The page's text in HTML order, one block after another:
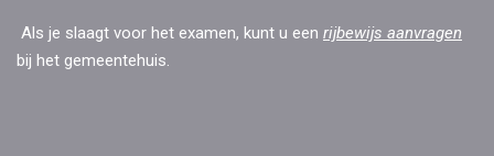
Als je slaagt voor het examen, kunt u een rijbewijs aanvragen
bij het gemeentehuis.